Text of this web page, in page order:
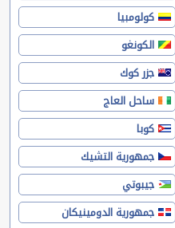
كولومبيا
الكونغو
جزر كوك
ساحل العاج
كوبا
جمهورية التشيك
جيبوتي
جمهورية الدومينيكان